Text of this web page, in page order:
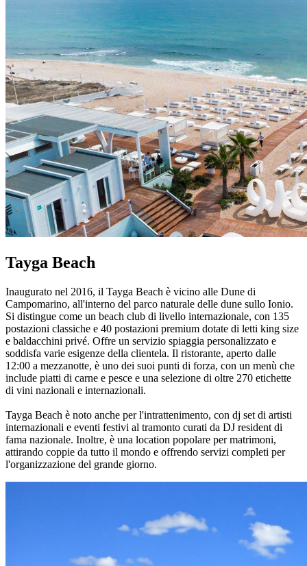
Tayga Beach
Inaugurato nel 2016, il Tayga Beach è vicino alle Dune di
Campomarino, all'interno del parco naturale delle dune sullo Ionio.
Si distingue come un beach club di livello internazionale, con 135
postazioni classiche e 40 postazioni premium dotate di letti king size
e baldacchini privé. Offre un servizio spiaggia personalizzato e
soddisfa varie esigenze della clientela. Il ristorante, aperto dalle
12:00 a mezzanotte, è uno dei suoi punti di forza, con un menù che
include piatti di carne e pesce e una selezione di oltre 270 etichette
di vini nazionali e internazionali.
Tayga Beach è noto anche per l'intrattenimento, con dj set di artisti
internazionali e eventi festivi al tramonto curati da DJ resident di
fama nazionale. Inoltre, è una location popolare per matrimoni,
attirando coppie da tutto il mondo e offrendo servizi completi per
l'organizzazione del grande giorno.